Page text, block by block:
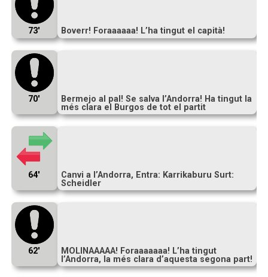
73′ Boverr! Foraaaaaa! L’ha tingut el capità!
70′
Bermejo al pal! Se salva l’Andorra! Ha tingut la
més clara el Burgos de tot el partit
64′
Canvi a l’Andorra, Entra: Karrikaburu Surt:
Scheidler
62′
MOLINAAAAA! Foraaaaaaa! L’ha tingut
l’Andorra, la més clara d’aquesta segona part!